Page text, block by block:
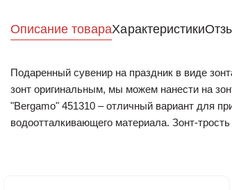
Описание товараХарактеристики
Подаренный сувенир на праздник в виде
зонт оригинальным, мы можем нанести на
"Bergamo" 451310 – отличный вариант для
водоотталкивающего материала. Зонт-